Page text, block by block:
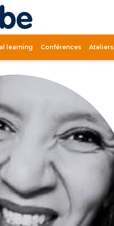
d'accueil
learning Conférences Ateliers